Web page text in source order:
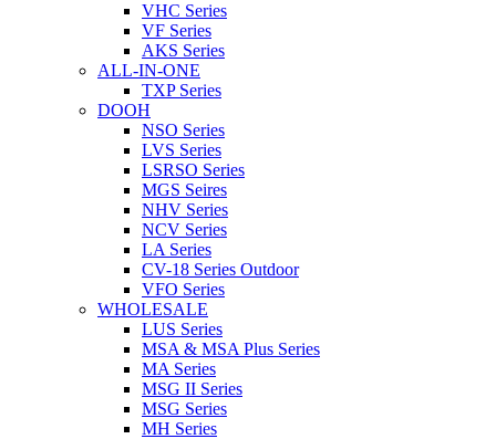
VHC Series
VF Series
AKS Series
ALL-IN-ONE
TXP Series
DOOH
NSO Series
LVS Series
LSRSO Series
MGS Seires
NHV Series
NCV Series
LA Series
CV-18 Series Outdoor
VFO Series
WHOLESALE
LUS Series
MSA & MSA Plus Series
MA Series
MSG II Series
MSG Series
MH Series